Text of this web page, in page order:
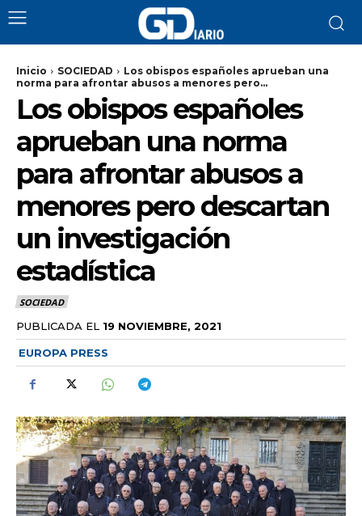
Inicio SOCIEDAD
Los obispos españoles aprueban una
norma para afrontar abusos a menores pero...
Los obispos españoles
aprueban una norma
para afrontar abusos a
menores pero descartan
un investigación
estadística
SOCIEDAD
PUBLICADA EL 19 NOVIEMBRE, 2021
EUROPA PRESS